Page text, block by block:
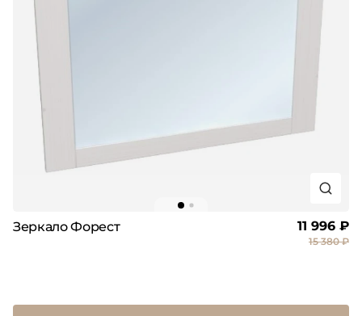
Зеркало Форест 11 996 ₽
15 380 ₽